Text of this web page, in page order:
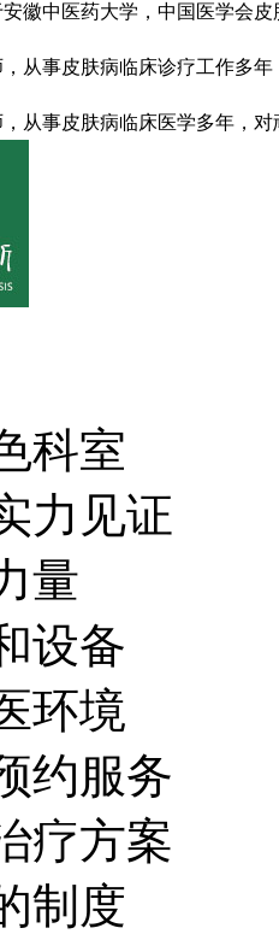
徽中医药大学，中国医学会
从事皮肤病临床诊疗工作多
从事皮肤病临床医学多年，
科室
力见证
量
设备
环境
约服务
疗方案
制度